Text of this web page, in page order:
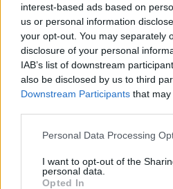
interest-based ads based on
us or personal information
your opt-out. You may separately
disclosure of your personal
IAB’s list of downstream
also be disclosed by us to third
Downstream Participants that
Personal Data Processing
I want to opt-out of the
personal data.
Opted In
PS: Lue lisää autoista
verkkolehdestä.
Ilmoita virheestä·Tietoa meistä·